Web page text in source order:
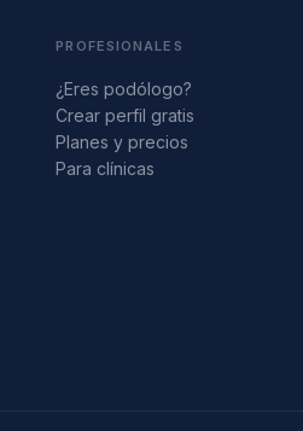
PROFESIONALES
¿Eres podólogo?
Crear perfil gratis
Planes y precios
Para clínicas